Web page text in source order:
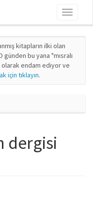
Toggle
kitapların ilki olan
günden bu yana "mısralı
endam ediyor ve
için tıklayın.
dergisi